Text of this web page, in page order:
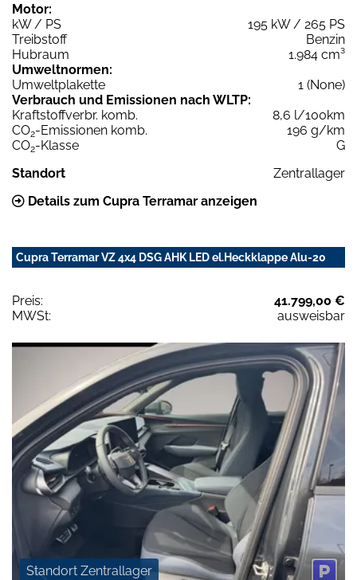
Motor:
kW / PS
195 kW / 265 PS
Treibstoff
Benzin
Hubraum
1.984 cm³
Umweltnormen:
Umweltplakette
1 (None)
Verbrauch und Emissionen nach WLTP:
Kraftstoffverbr. komb.
8,6 l/100km
CO2-Emissionen komb.
196 g/km
CO2-Klasse
G
Standort
Zentrallager
Details zum Cupra Terramar anzeigen
Cupra Terramar VZ 4x4 DSG AHK LED el.Heckklappe Alu-20
Preis:
41.799,00 €
MWSt:
ausweisbar
Standort Zentrallager